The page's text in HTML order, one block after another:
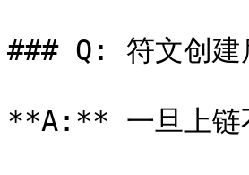
### Q: 符文创建
**A:** 一旦上链